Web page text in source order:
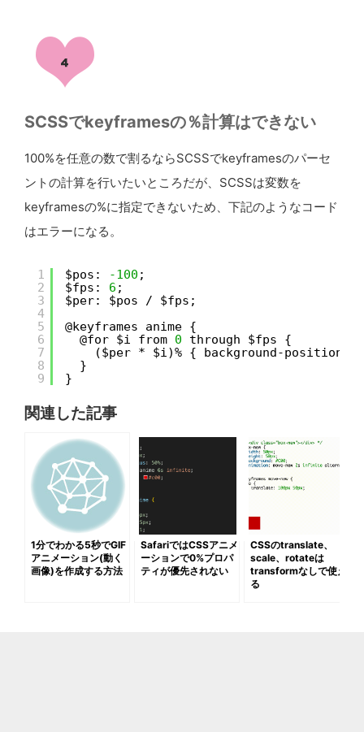
SCSSでkeyframesの％計算はできない
100%を任意の数で割るならSCSSでkeyframesのパーセ
ントの計算を行いたいところだが、SCSSは変数を
keyframesの%に指定できないため、下記のようなコード
はエラーになる。
1
2
3
4
5
6
7
8
9
$pos: -100 ;
$fps: 6 ;
$per: $pos / $fps;
@keyframes anime {
@for $i from 0
through $fps {
($per * $i)% { background-
}
}
関連した記事
1分でわかる5秒でGIF
アニメーション(動く
画像)を作成する方法
SafariではCSSアニメ
ーションで0%プロパ
ティが優先されない
CSSのtranslate、
scale、rotateは
transformなしで使え
る